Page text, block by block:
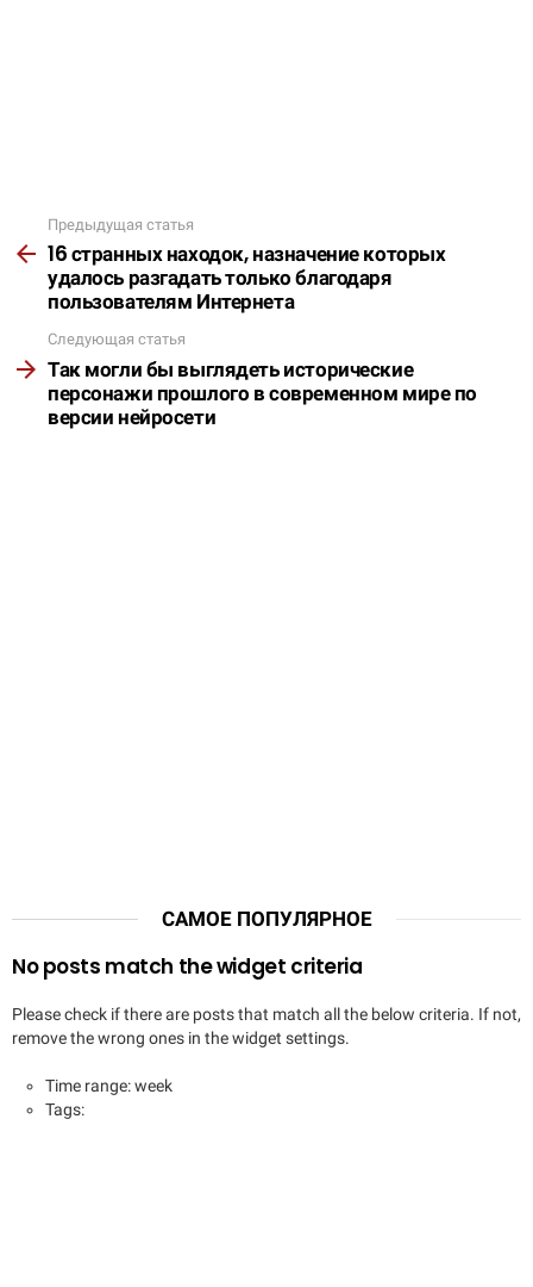
Подробнее
Предыдущая статья
16 странных находок, назначение которых
удалось разгадать только благодаря
пользователям Интернета
Следующая статья
Так могли бы выглядеть исторические
персонажи прошлого в современном мире по
версии нейросети
САМОЕ ПОПУЛЯРНОЕ
No posts match the widget criteria
Please check if there are posts that match all the below criteria. If not,
remove the wrong ones in the widget settings.
Time range: week
Tags: